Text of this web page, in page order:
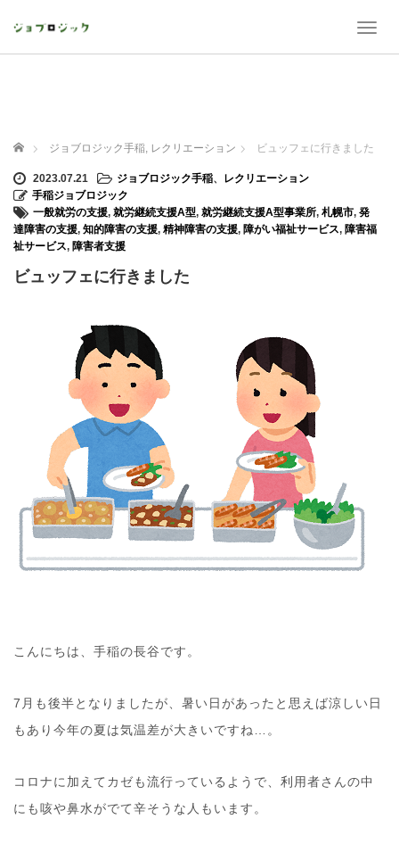
T
a
g
a
ホーム ジョブロジック手稲, レクリエーション ビュッフェに行きました
2023.07.21 ジョブロジック手稲、
レクリエーション
手稲ジョブロジック
一般就労の支援, 就労継続支援A型, 就労継続支援A型事業所, 札幌市, 発
達障害の支援, 知的障害の支援, 精神障害の支援, 障がい福祉サービス, 障害福
祉サービス, 障害者支援
ビュッフェに行きました
こんにちは、手稲の長谷です。
7月も後半となりましたが、暑い日があったと思えば涼しい日
もあり今年の夏は気温差が大きいですね…。
コロナに加えてカゼも流行っているようで、利用者さんの中
にも咳や鼻水がでて辛そうな人もいます。